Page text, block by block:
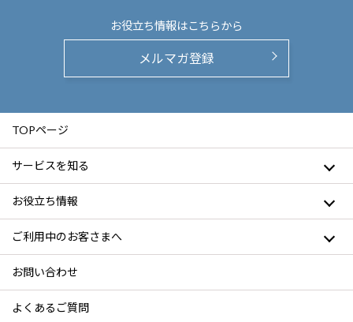
お役立ち情報はこちらから
メルマガ登録
TOPページ
サービスを知る
お役立ち情報
ご利用中のお客さまへ
お問い合わせ
よくあるご質問